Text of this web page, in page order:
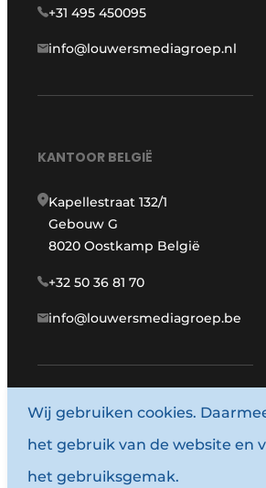
+31 495 450095
info@louwersmediagroep.nl
KANTOOR BELGIË
Kapellestraat 132/1
Gebouw G
8020 Oostkamp België
+32 50 36 81 70
info@louwersmediagroep.be
www.louwersmediagroep.com
© 1987 - 2026
Algemene voorwaarden
Wij gebruiken cookies.
het gebruik van de website en
het gebruiksgemak.